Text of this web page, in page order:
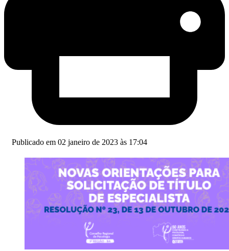
Publicado em 02 janeiro de 2023 às 17:04